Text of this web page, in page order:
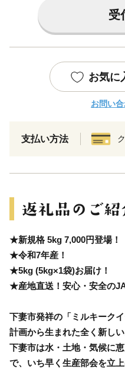
受
お気に
お問い
支払い方法
★新規格 5kg 7,000円登場！
★令和7年産！
★5kg (5kg×1袋)お届け！
★産地直送！安心・安全の
下妻市発祥の「ミルキーク
計画から生まれた全く新しい
下妻市は水・土地・気候に
で、いち早く生産部会を立